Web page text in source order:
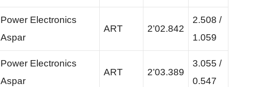
Power Electronics
Aspar
ART 2’02.842
2.508 /
1.059
Power Electronics
Aspar
ART 2’03.389
3.055 /
0.547